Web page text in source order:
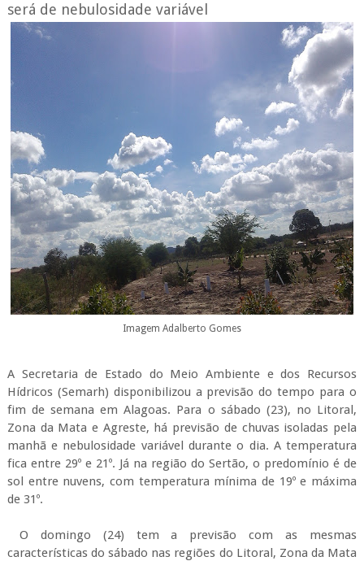
será de nebulosidade variável
Imagem Adalberto Gomes
A Secretaria de Estado do Meio Ambiente e dos Recursos
Hídricos (Semarh) disponibilizou a previsão do tempo para o
fim de semana em Alagoas. Para o sábado (23), no Litoral,
Zona da Mata e Agreste, há previsão de chuvas isoladas pela
manhã e nebulosidade variável durante o dia. A temperatura
fica entre 29º e 21º. Já na região do Sertão, o predomínio é de
sol entre nuvens, com temperatura mínima de 19º e máxima
de 31º.
O domingo (24) tem a previsão com as mesmas
características do sábado nas regiões do Litoral, Zona da Mata